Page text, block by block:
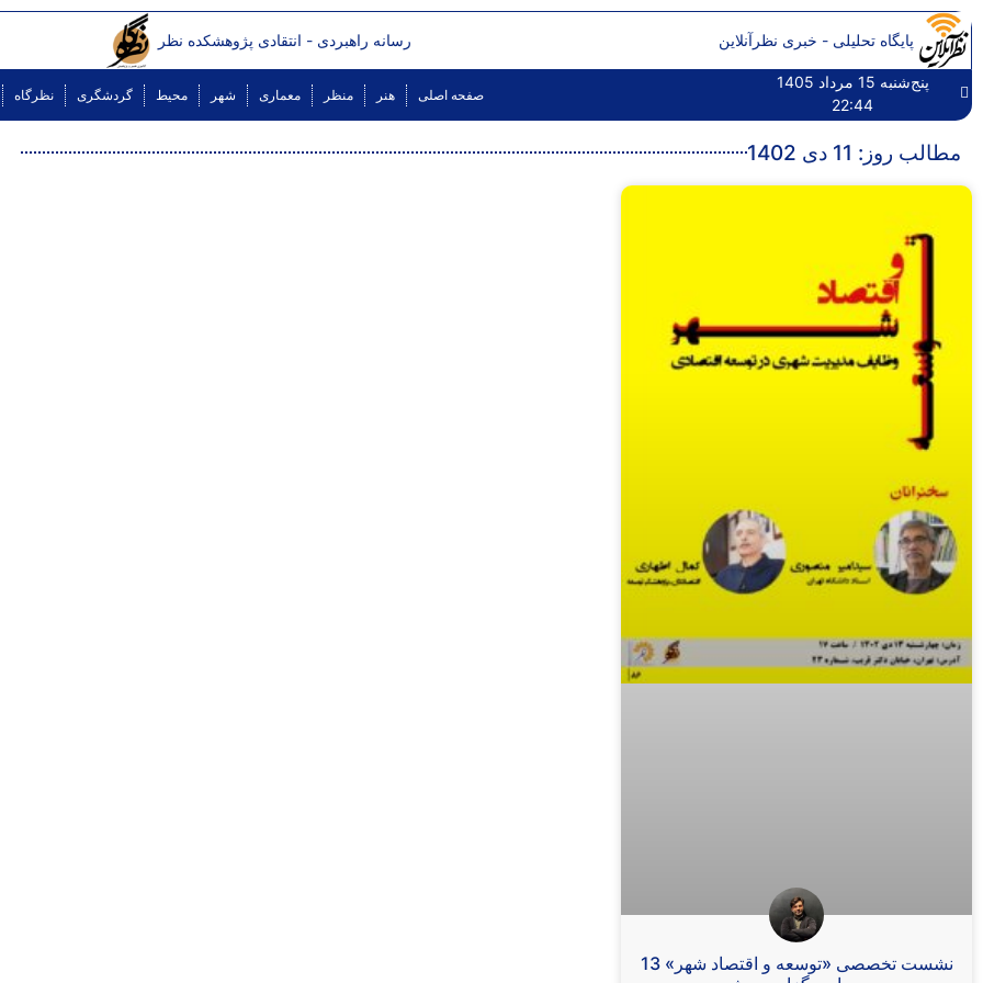
پایگاه تحلیلی - خبری نظرآنلاین رسانه راهبردی - انتقادی پژوهشکده نظر
پنج‌شنبه 15 مرداد 1405
22:44
صفحه اصلی هنر منظر معماری شهر محیط گردشگری نظرگاه
مطالب روز: 11 دی 1402
نشست تخصصی «توسعه و اقتصاد شهر» 13